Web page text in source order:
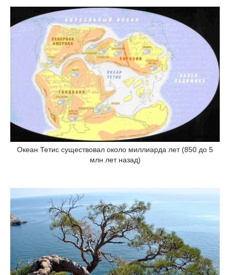
Океан Тетис существовал около миллиарда лет (850 до 5
млн лет назад)